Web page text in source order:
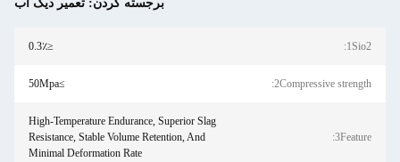
برجسته کردن: تعمیر دیگ آب
1Sio2: ≤0.3٪
2Compressive strength:
≥50Mpa
3Feature:
High-Temperature Endurance, Superior Slag
Resistance, Stable Volume Retention, And
Minimal Deformation Rate